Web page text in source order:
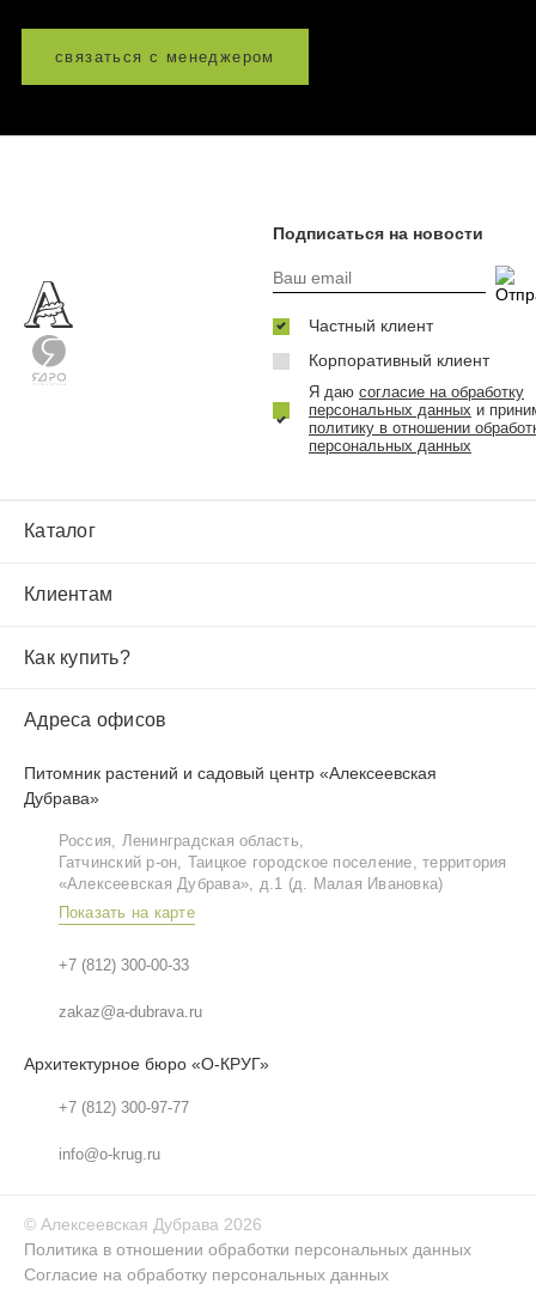
связаться с менеджером
Каталог
Клиентам
Как купить?
Адреса офисов
Питомник растений и садовый центр «Алексеевская
Дубрава»
Россия, Ленинградская область,
Гатчинский р‑он, Таицкое городское поселение, территория
«Алексеевская Дубрава», д.1 (д. Малая Ивановка)
Показать на карте
+7 (812) 300-00-33
zakaz@a-dubrava.ru
Архитектурное бюро «О-КРУГ»
+7 (812) 300-97-77
info@o-krug.ru
Подписаться на новости
Частный клиент
Корпоративный клиент
Я даю согласие на обработку
персональных данных и
политику в отношении
персональных данных
© Алексеевская Дубрава 2026
Политика в отношении обработки персональных данных
Согласие на обработку персональных данных